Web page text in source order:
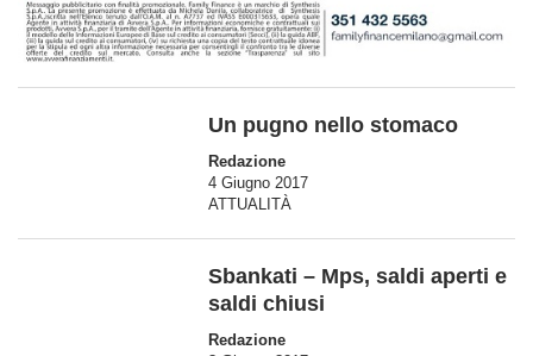
Un pugno nello stomaco
Redazione
4 Giugno 2017
ATTUALITÀ
Sbankati – Mps, saldi aperti e
saldi chiusi
Redazione